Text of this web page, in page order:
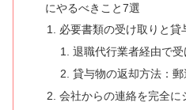
にやるべきこと7選
必要書類の受け取りと貸
退職代行業者経由で
貸与物の返却方法：郵
会社からの連絡を完全に